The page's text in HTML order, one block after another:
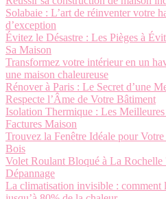
Solabaie : L’art de réinventer votre
d’exception
Évitez le Désastre : Les Pièges à
Sa Maison
Transformez votre intérieur en un
une maison chaleureuse
Rénover à Paris : Le Secret d’une
Respecte l’Âme de Votre Bâtiment
Isolation Thermique : Les
Factures Maison
Trouvez la Fenêtre Idéale pour
Bois
Volet Roulant Bloqué à La Rochelle
Dépannage
La climatisation invisible : comment